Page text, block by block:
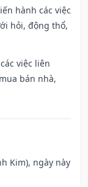
hành các việc
hỏi, động thổ,
việc liên
bán nhà,
Kim), ngày này